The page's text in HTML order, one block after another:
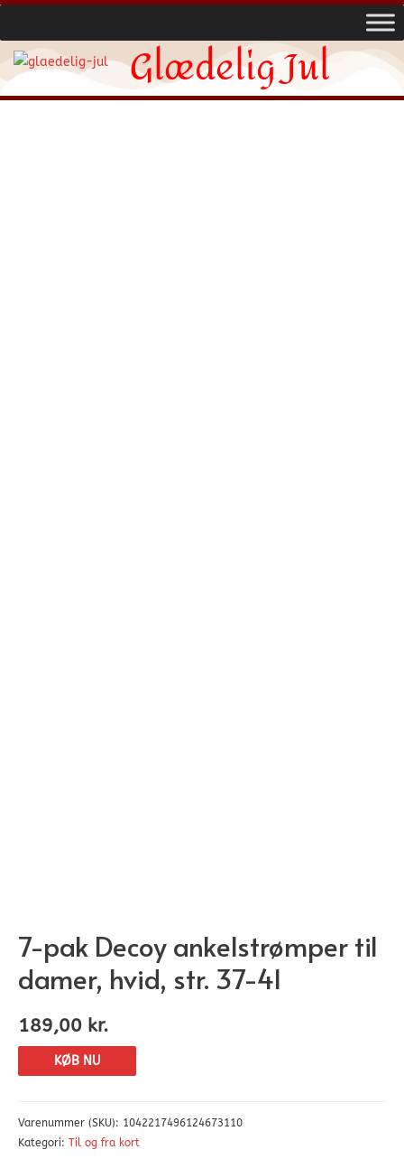
Glædelig Jul
7-pak Decoy ankelstrømper til
damer, hvid, str. 37-41
189,00 kr.
KØB NU
Varenummer (SKU): 1042217496124673110
Kategori: Til og fra kort